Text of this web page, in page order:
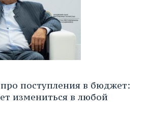
поступления в бюджет:
измениться в любой